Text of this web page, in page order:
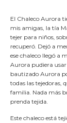
El Chaleco Aurora
mis amigas, la tía
tejer para niños,
recuperó. Dejó a
ese chaleco llegó a
Aurora pudiera
bautizado Aurora
todas las tejedoras,
familia. Nada más
prenda tejida.
Este chaleco está